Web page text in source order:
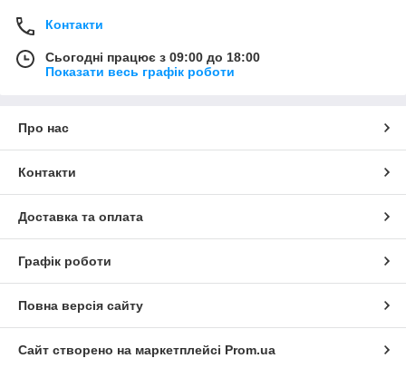
Контакти
Сьогодні працює з 09:00 до 18:00
Показати весь графік роботи
Про нас
Контакти
Доставка та оплата
Графік роботи
Повна версія сайту
Сайт створено на маркетплейсі Prom.ua